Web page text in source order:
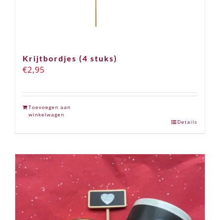
Krijtbordjes (4 stuks)
€2,95
Toevoegen aan
winkelwagen
Details